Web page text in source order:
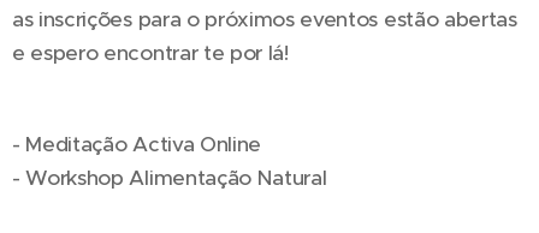
as inscrições para o próximos eventos estão abertas
e espero encontrar te por lá!
- Meditação Activa Online 🔥
- Workshop Alimentação Natural 🥑